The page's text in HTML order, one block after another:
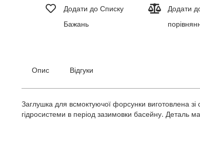
Додати до Списку
Бажань
Додати
Опис Відгуки
Заглушка для всмоктуючої форсунки виготовлена
гідросистеми в період зазимовки басейну. Деталь